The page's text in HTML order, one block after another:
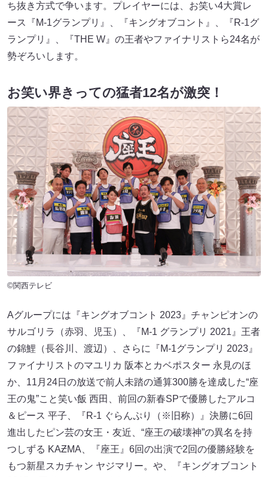
ち抜き方式で争います。プレイヤーには、お笑い4大賞レ
ース『M-1グランプリ』、『キングオブコント』、『R-1グ
ランプリ』、『THE W』の王者やファイナリストら24名が
勢ぞろいします。
お笑い界きっての猛者12名が激突！
©関西テレビ
Aグループには『キングオブコント 2023』チャンピオンの
サルゴリラ（赤羽、児玉）、『M-1 グランプリ 2021』王者
の錦鯉（長谷川、渡辺）、さらに『M-1グランプリ 2023』
ファイナリストのマユリカ 阪本とカベポスター 永見のほ
か、11月24日の放送で前人未踏の通算300勝を達成した“座
王の鬼”こと笑い飯 西田、前回の新春SPで優勝したアルコ
＆ピース 平子、『R-1 ぐらんぷり（※旧称）』決勝に6回
進出したピン芸の女王・友近、“座王の破壊神”の異名を持
つしずる KAƵMA、『座王』6回の出演で2回の優勝経験を
もつ新星スカチャン ヤジマリー。や、『キングオブコント